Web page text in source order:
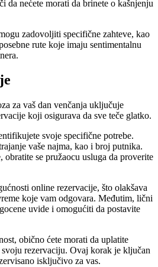
da nećete morati da brinete o kašnjenju
zadovoljiti specifične zahteve, kao
rute koje imaju sentimentalnu
za vaš dan venčanja uključuje
koji osigurava da sve teče glatko.
svoje specifične potrebe.
vaše najma, kao i broj putnika.
se pružaocu usluga da proverite
online rezervacije, što olakšava
koje vam odgovara. Međutim, lični
uvide i omogućiti da postavite
obično ćete morati da uplatite
rezervaciju. Ovaj korak je ključan
isključivo za vas.